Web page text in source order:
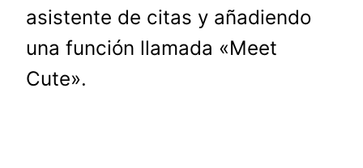
asistente de citas y añadiendo
una función llamada «Meet
Cute».